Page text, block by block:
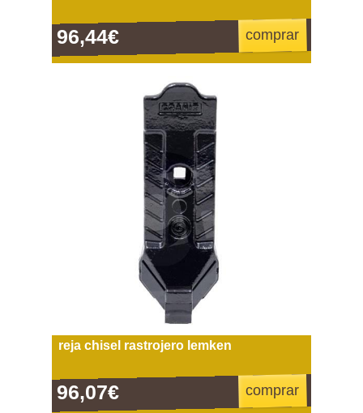
96,44€ comprar
reja chisel rastrojero lemken
96,07€ comprar